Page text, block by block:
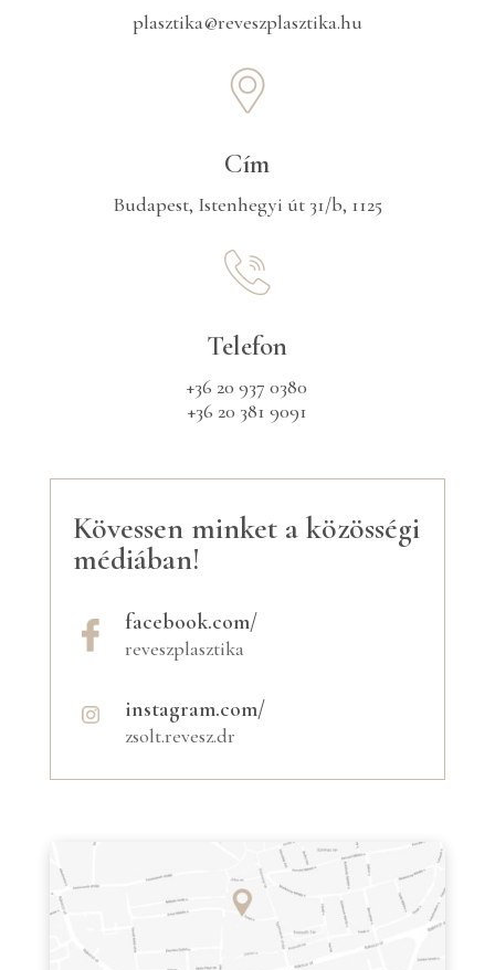
plasztika@reveszplasztika.hu
Cím
Budapest, Istenhegyi út 31/b, 1125
Telefon
+36 20 937 0380
+36 20 381 9091
Kövessen minket a közösségi
médiában!
facebook.com/
reveszplasztika
instagram.com/
zsolt.revesz.dr